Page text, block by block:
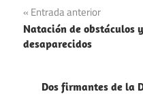
Pioneros
Tecnología
Navegación
de
Entrada anterior
Natación de obstáculos
desaparecidos
Dos firmantes de la